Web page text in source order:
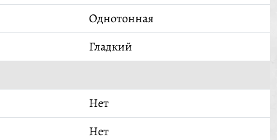
Однотонная
Гладкий
Нет
Нет